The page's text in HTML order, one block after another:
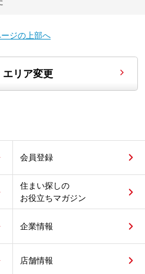
ジの上部へ
エリア変更
会員登録
住まい探しの
お役立ちマガジン
企業情報
店舗情報